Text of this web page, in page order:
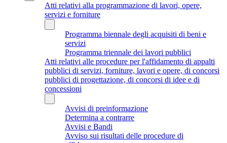
Atti relativi alla programmazione di lavori, opere,
servizi e forniture
Programma biennale degli acquisiti di beni e
servizi
Programma triennale dei lavori pubblici
Atti relativi alle procedure per l'affidamento di appalti
pubblici di servizi, forniture, lavori e opere, di concorsi
pubblici di progettazione, di concorsi di idee e di
concessioni
Avvisi di preinformazione
Determina a contrarre
Avvisi e Bandi
Avviso sui risultati delle procedure di